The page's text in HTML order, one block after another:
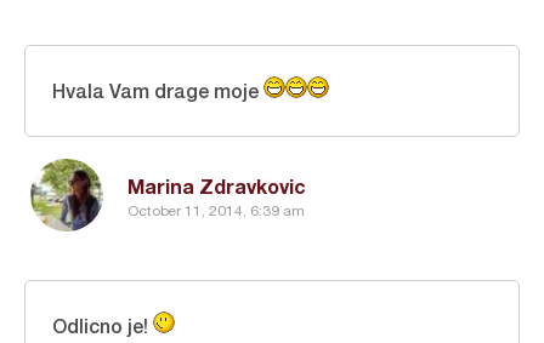
Marina Zdravkovic
October 11, 2014, 6:39 am
Hvala Vam drage moje
Odlicno je!